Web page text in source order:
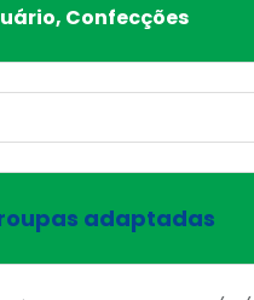
Confecções
adaptadas